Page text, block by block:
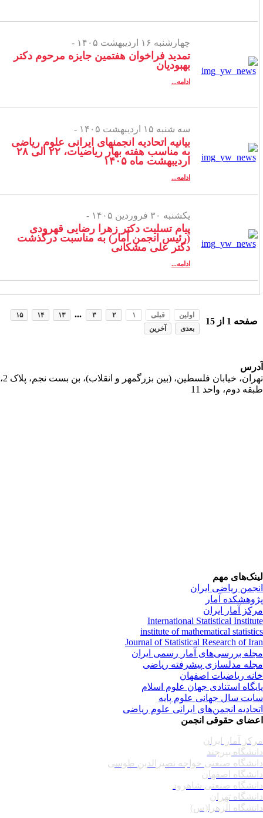
چهارشنبه ۱۶ اردیبهشت ۱۴۰۵ -
تمدید فراخوان هفتمین جایزه مرحوم دکتر
بهبودیان
ادامه...
سه شنبه ۱۵ اردیبهشت ۱۴۰۵ -
بیانیه اتحادیه انجمن­های ایرانی علوم ریاضی
به مناسب هفته بهار ریاضیات، ۲۲ الی ۲۸
اردیبهشت ماه ۱۴۰۵
ادامه...
یکشنبه ۳۰ فروردین ۱۴۰۵ -
پیام تسلیت دکتر زهرا رضایی قهرودی
(رئیس انجمن آمار) به مناسبت درگذشت
دکتر علی مشکانی
ادامه...
صفحه1 از15
اولین قبلی ... ۱۳ ۱۴
۱۵
بعدی
آخرین
تهران، خیابان فلسطین، (بین بزرگمهر و انقلاب)، بن بست نجم، پلاک 2،
دوم، واحد 11
مهم
ریاضی ایران
آمار
آمار ایران
International Statistical
institute of mathematical
Journal of Statistical Research of
بررسی‌های آمار رسمی ایران
مدلسازی پیشرفته ریاضی
ریاضیات اصفهان
استنادی جهان علوم اسلام
سال جهانی علوم پایه
انجمن‌های ایرانی علوم ریاضی
حقوقی انجمن
آمار ایران
بیرجند
صنعتی خواجه نصیرالدین طوسی
اصفهان
صنعتی شاهرود
تهران
الزهرا(س)